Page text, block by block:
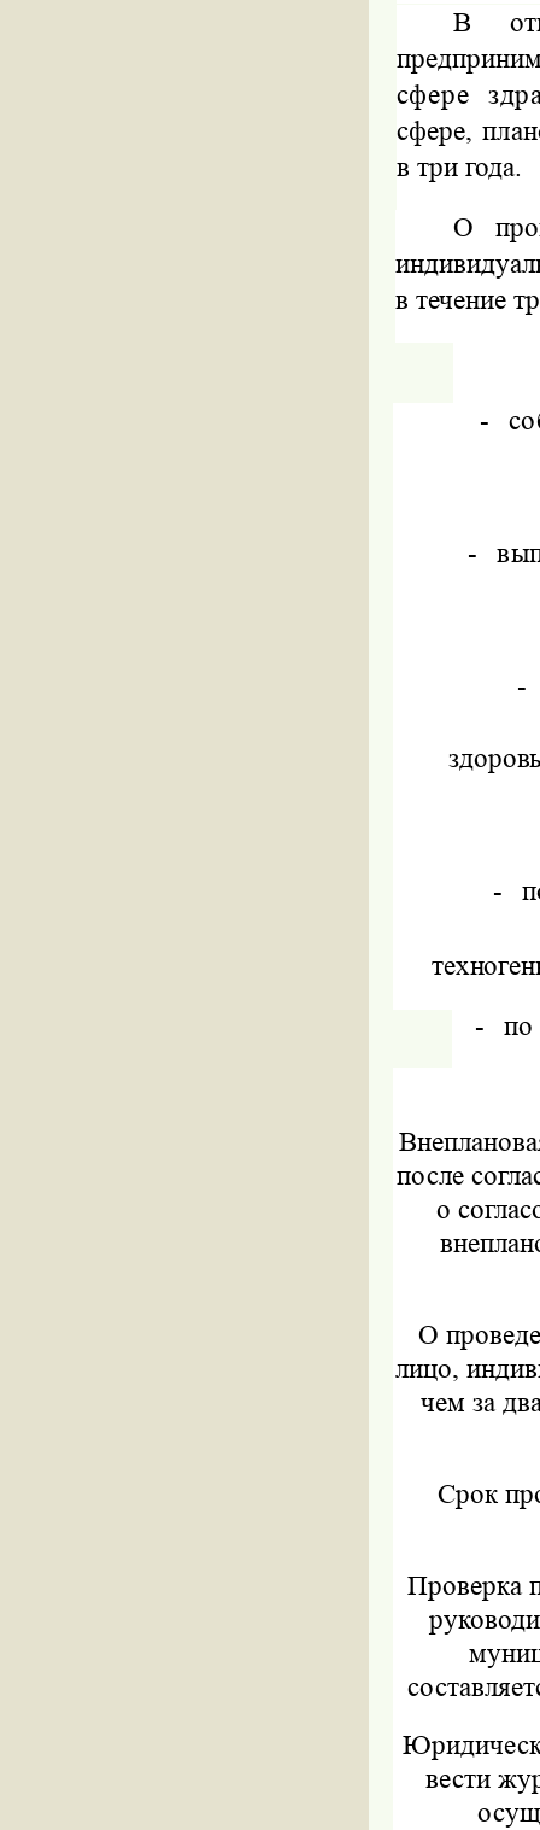
В
сфере
сфере,
в три года.
О
в течение
-
-
-
-
-
по
после
о
О
лицо,
чем за
Срок
Проверка
вести